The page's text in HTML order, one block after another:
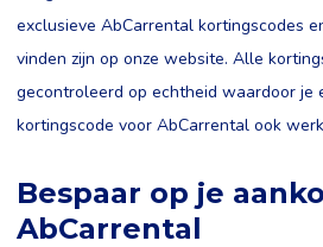
exclusieve AbCarrental kortingscodes
vinden zijn op onze website. Alle
gecontroleerd op echtheid waardoor je
kortingscode voor AbCarrental ook
Bespaar op je
AbCarrental